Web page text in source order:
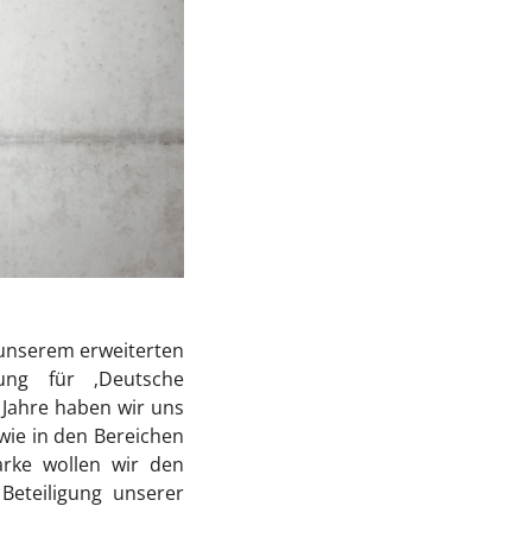
erweiterten
für ‚Deutsche
haben wir uns
in den Bereichen
wollen wir den
unserer